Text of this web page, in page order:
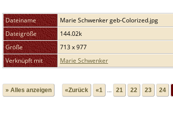
Dateiname
Marie Schwenker geb-Colorized.jpg
Dateigröße
144.02k
Größe
713 x 977
Verknüpft mit
Marie Schwenker
» Alles anzeigen «Zurück «1 ... 21 22 23 24